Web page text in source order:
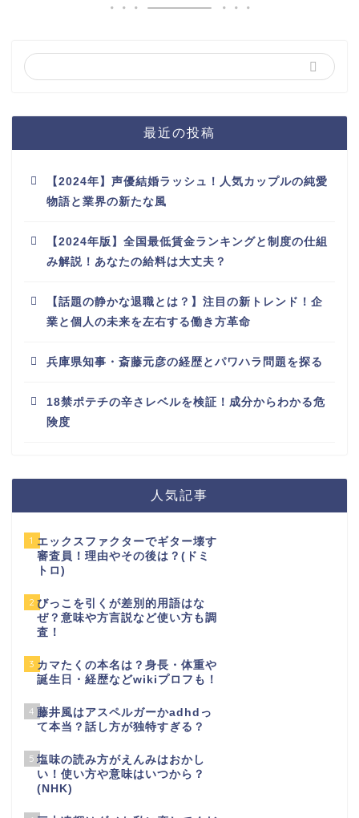
最近の投稿
【2024年】声優結婚ラッシュ！人気カップルの純愛
物語と業界の新たな風
【2024年版】全国最低賃金ランキングと制度の仕組
み解説！あなたの給料は大丈夫？
【話題の静かな退職とは？】注目の新トレンド！企
業と個人の未来を左右する働き方革命
兵庫県知事・斎藤元彦の経歴とパワハラ問題を探る
18禁ポテチの辛さレベルを検証！成分からわかる危
険度
人気記事
1 エックスファクターでギター壊す
審査員！理由やその後は？(ドミ
トロ)
2 びっこを引くが差別的用語はな
ぜ？意味や方言説など使い方も調
査！
3 カマたくの本名は？身長・体重や
誕生日・経歴などwikiプロフも！
4 藤井風はアスペルガーかadhdっ
て本当？話し方が独特すぎる？
5 塩味の読み方がえんみはおかし
い！使い方や意味はいつから？
(NHK)